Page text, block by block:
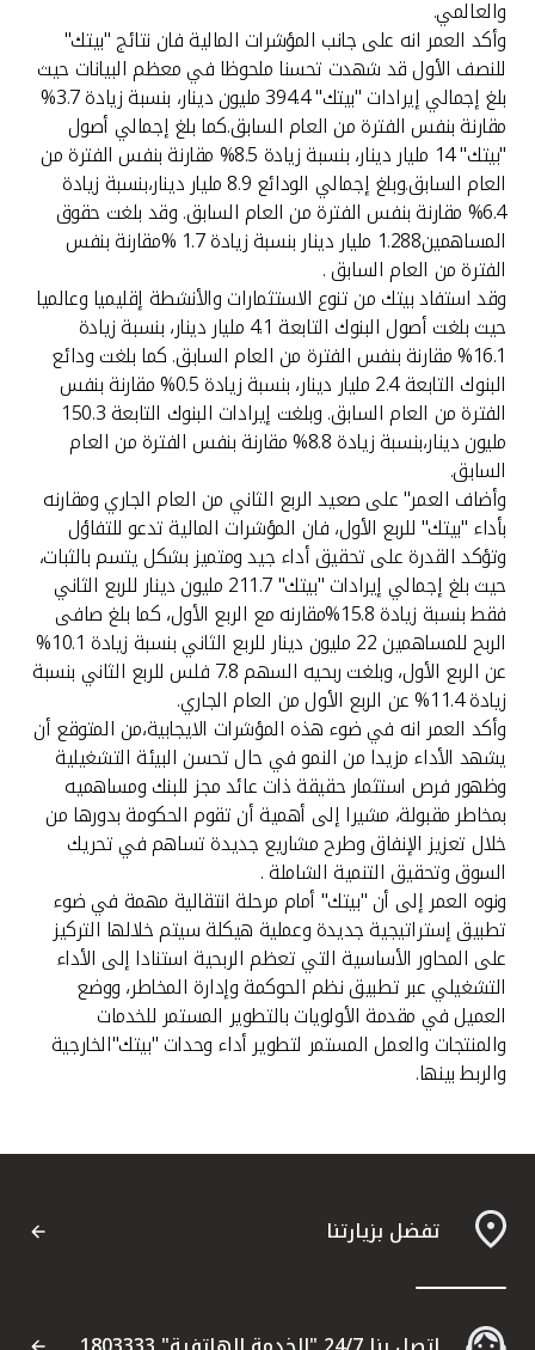
والعالمي.
وأكد العمر انه على جانب المؤشرات المالية فان نتائج "بيتك"
للنصف الأول قد شهدت تحسنا ملحوظا في معظم البيانات حيث
بلغ إجمالي إيرادات "بيتك" 394.4 مليون دينار، بنسبة زيادة 3.7%
مقارنة بنفس الفترة من العام السابق.كما بلغ إجمالي أصول
"بيتك" 14 مليار دينار، بنسبة زيادة 8.5% مقارنة بنفس الفترة من
العام السابق.وبلغ إجمالي الودائع 8.9 مليار دينار،بنسبة زيادة
6.4% مقارنة بنفس الفترة من العام السابق. وقد بلغت حقوق
المساهمين1.288 مليار دينار بنسبة زيادة 1.7 %مقارنة بنفس
الفترة من العام السابق .
وقد استفاد بيتك من تنوع الاستثمارات والأنشطة إقليميا وعالميا
حيث بلغت أصول البنوك التابعة 4.1 مليار دينار، بنسبة زيادة
16.1% مقارنة بنفس الفترة من العام السابق. كما بلغت ودائع
البنوك التابعة 2.4 مليار دينار، بنسبة زيادة 0.5% مقارنة بنفس
الفترة من العام السابق. وبلغت إيرادات البنوك التابعة 150.3
مليون دينار،بنسبة زيادة 8.8% مقارنة بنفس الفترة من العام
السابق.
وأضاف العمر" على صعيد الربع الثاني من العام الجاري ومقارنه
بأداء "بيتك" للربع الأول، فان المؤشرات المالية تدعو للتفاؤل
وتؤكد القدرة على تحقيق أداء جيد ومتميز بشكل يتسم بالثبات،
حيث بلغ إجمالي إيرادات "بيتك" 211.7 مليون دينار للربع الثاني
فقط بنسبة زيادة 15.8%مقارنه مع الربع الأول، كما بلغ صافى
الربح للمساهمين 22 مليون دينار للربع الثاني بنسبة زيادة 10.1%
عن الربع الأول، وبلغت ربحيه السهم 7.8 فلس للربع الثاني بنسبة
زيادة 11.4% عن الربع الأول من العام الجاري.
وأكد العمر انه في ضوء هذه المؤشرات الايجابية،من المتوقع أن
يشهد الأداء مزيدا من النمو في حال تحسن البيئة التشغيلية
وظهور فرص استثمار حقيقة ذات عائد مجز للبنك ومساهميه
بمخاطر مقبولة، مشيرا إلى أهمية أن تقوم الحكومة بدورها من
خلال تعزيز الإنفاق وطرح مشاريع جديدة تساهم في تحريك
السوق وتحقيق التنمية الشاملة .
ونوه العمر إلى أن "بيتك" أمام مرحلة انتقالية مهمة في ضوء
تطبيق إستراتيجية جديدة وعملية هيكلة سيتم خلالها التركيز
على المحاور الأساسية التي تعظم الربحية استنادا إلى الأداء
التشغيلي عبر تطبيق نظم الحوكمة وإدارة المخاطر، ووضع
العميل في مقدمة الأولويات بالتطوير المستمر للخدمات
والمنتجات والعمل المستمر لتطوير أداء وحدات "بيتك"الخارجية
والربط بينها.
تفضل بزيارتنا